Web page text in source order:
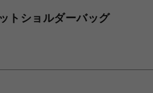
トショルダーバッグ